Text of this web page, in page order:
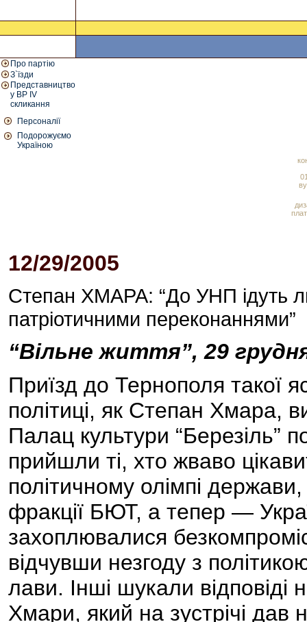
Про партію
З`їзди
Представництво
у ВР IV
скликання
Персоналії
Подорожуємо
Україною
12/29/2005
Степан ХМАРА: “До УНП ідуть
патріотичними переконаннями”
“Вільне життя”, 29
Приїзд до Тернополя такої
політиці, як Степан Хмара,
Палац культури “Березіль”
прийшли ті, хто жваво
політичному олімпі
фракції БЮТ, а тепер —
захоплювалися
відчувши незгоду з
лави. Інші шукали відповіді
Хмари, який на зустрічі дав